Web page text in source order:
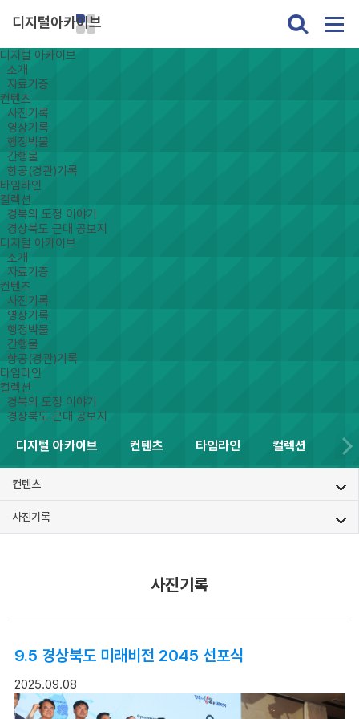
디지털아카이브
디지털 아카이브
소개
자료기증
컨텐츠
사진기록
영상기록
행정박물
간행물
항공(경관)기록
타임라인
컬렉션
경북의 도정 이야기
경상북도 근대 공보지
디지털 아카이브
소개
자료기증
컨텐츠
사진기록
영상기록
행정박물
간행물
항공(경관)기록
타임라인
컬렉션
경북의 도정 이야기
경상북도 근대 공보지
디지털 아카이브 컨텐츠 타임라인 컬렉션
컨텐츠
사진기록
사진기록
9.5 경상북도 미래비전 2045 선포식
2025.09.08